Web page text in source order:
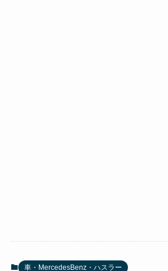
車・MercedesBenz・ハスラー